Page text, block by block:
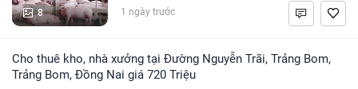
8 1 ngày trước
Cho thuê kho, nhà xưởng tại Đường Nguyễn Trãi, Trảng Bom,
Trảng Bom, Đồng Nai giá 720 Triệu